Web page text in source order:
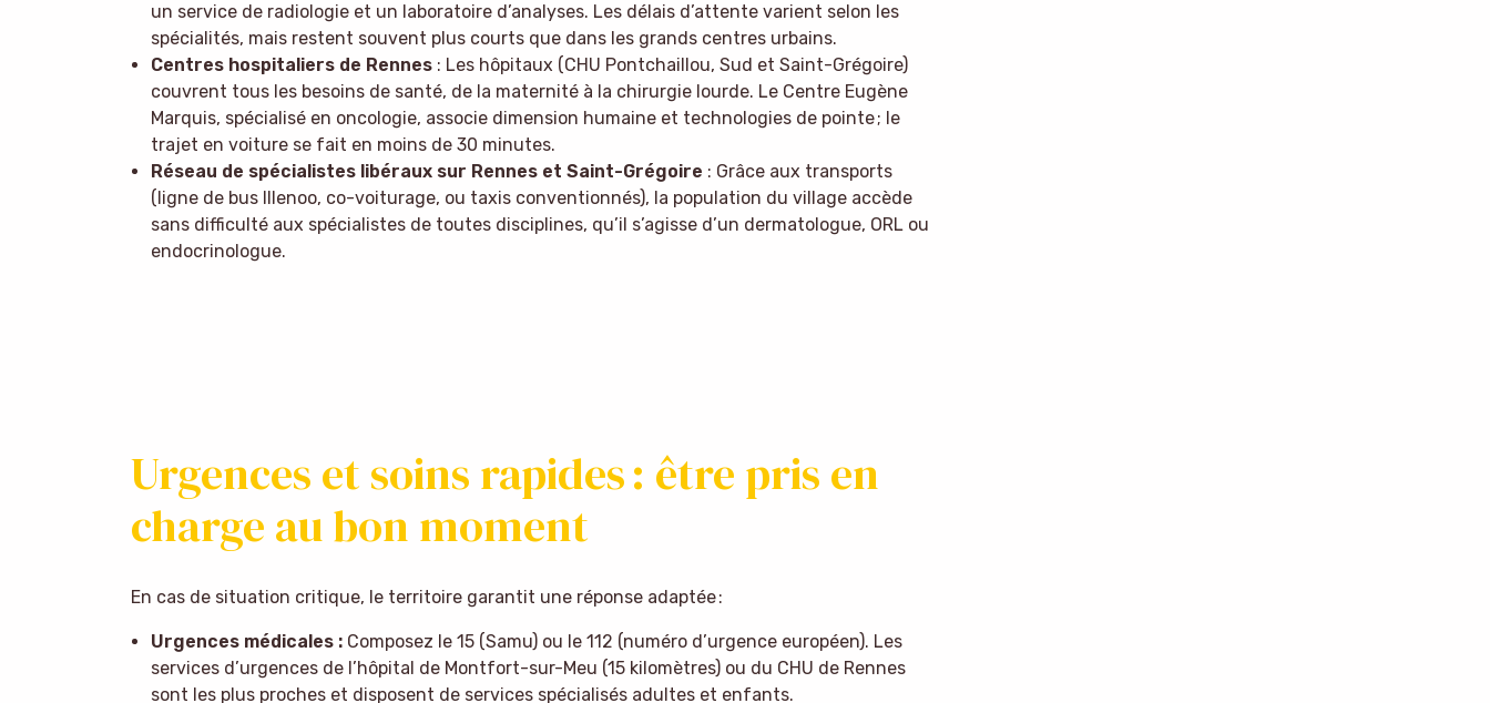
un service de radiologie et un laboratoire d’analyses. Les délais d’attente varient selon les
spécialités, mais restent souvent plus courts que dans les grands centres urbains.
Centres hospitaliers de Rennes: Les hôpitaux (CHU Pontchaillou, Sud et Saint-Grégoire)
couvrent tous les besoins de santé, de la maternité à la chirurgie lourde. Le Centre Eugène
Marquis, spécialisé en oncologie, associe dimension humaine et technologies de pointe ; le
trajet en voiture se fait en moins de 30 minutes.
Réseau de spécialistes libéraux sur Rennes et Saint-Grégoire : Grâce aux transports
(ligne de bus Illenoo, co-voiturage, ou taxis conventionnés), la population du village accède
sans difficulté aux spécialistes de toutes disciplines, qu’il s’agisse d’un dermatologue, ORL ou
endocrinologue.
Urgences et soins rapides : être pris en
charge au bon moment
En cas de situation critique, le territoire garantit une réponse adaptée :
Urgences médicales :Composez le 15 (Samu) ou le 112 (numéro d’urgence européen). Les
services d’urgences de l’hôpital de Montfort-sur-Meu (15 kilomètres) ou du CHU de Rennes
sont les plus proches et disposent de services spécialisés adultes et enfants.